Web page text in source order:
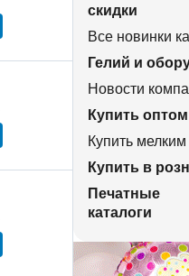
скидки
Все новинки
Гелий и
Новости
Купить оптом
Купить
Купить в
Печатные
каталоги